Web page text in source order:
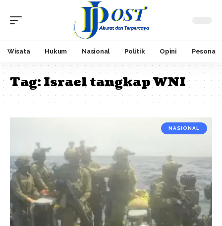
Wisata Hukum Nasional Politik Opini Pesona
Tag:Israel tangkap WNI
NASIONAL